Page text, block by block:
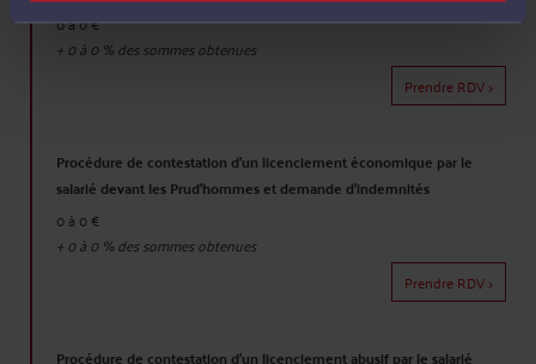
0 à 0 €
+ 0 à 0% des sommes obtenues
Prendre RDV >
Procédure de contestation d'un licenciement économique par le
salarié devant les Prud'hommes et demande d'indemnités
0 à 0 €
+0 à 0% des sommes obtenues
Prendre RDV >
Procédure de contestation d'un licenciement abusif par le salarié